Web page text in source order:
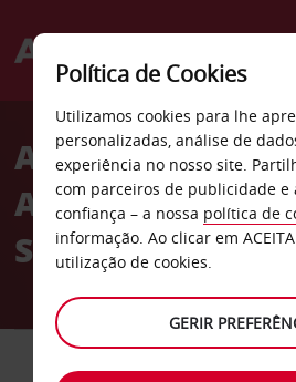
Welcome
AvisAluguer de
Aeroporto
Stord
CARRO
Política de Cookies
Utilizamos cookies para lhe
personalizadas, análise de
experiência no nosso site.
com parceiros de publicidade e
confiança – a nossa política de
informação. Ao clicar em
utilização de cookies.
GERIR